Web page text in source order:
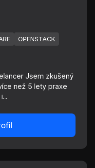
OPENSTACK
Jsem zkušený
než 5 lety praxe